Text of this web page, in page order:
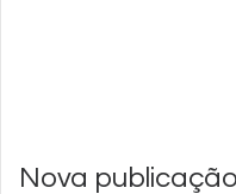
Nova